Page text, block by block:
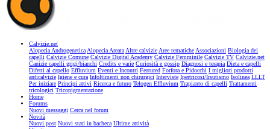
Calvizie.net
Alopecia AndrogeneticaAlopecia AreataAltre calvizieAree tematicheAssociazioni Biologia dei
capelli Calvizie Comune Calvizie Digital Academy Calvizie Femminile Calvizie TV Calvizie.net
Canizie capelli grigi/bianchi Credits e varie Curiosità e gossip Diagnosi e terapia Dieta e capelli
Difetti al capello Effluvium Eventi e Incontri Featured Forfora e Pidocchi I migliori prodotti
anticalvizie Igiene e cura Infoltimenti non chirurgici Interviste Ipertricosi/Irsutismo Isolinea LLLT
Per iniziare Principi attivi Ricerca e futuro Telogen Effluvium Trapianto di capelli Trattamenti
tricologici Tricopigmentazione
Home
Forums
Nuovi messaggi Cerca nel forum
Novità
Nuovi post Nuovi stati in bacheca Ultime attività